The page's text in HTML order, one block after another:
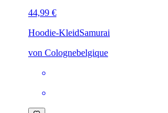
44,99 €
Hoodie-KleidSamurai
von Colognebelgique